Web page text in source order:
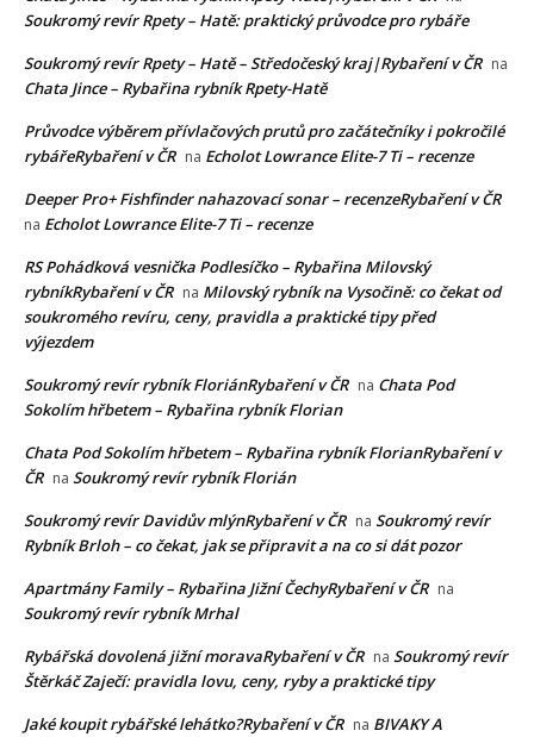
Soukromý revír Rpety – Hatě: praktický průvodce pro rybáře
Soukromý revír Rpety – Hatě – Středočeský kraj|Rybaření v ČR na
Chata Jince – Rybařina rybník Rpety-Hatě
Průvodce výběrem přívlačových prutů pro začátečníky i pokročilé
rybářeRybaření v ČR na Echolot Lowrance Elite-7 Ti – recenze
Deeper Pro+ Fishfinder nahazovací sonar – recenzeRybaření v ČR
na Echolot Lowrance Elite-7 Ti – recenze
RS Pohádková vesnička Podlesíčko – Rybařina Milovský
rybníkRybaření v ČR na Milovský rybník na Vysočině: co čekat od
soukromého revíru, ceny, pravidla a praktické tipy před
výjezdem
Soukromý revír rybník FloriánRybaření v ČR na Chata Pod
Sokolím hřbetem – Rybařina rybník Florian
Chata Pod Sokolím hřbetem – Rybařina rybník FlorianRybaření v
ČR na Soukromý revír rybník Florián
Soukromý revír Davidův mlýnRybaření v ČR na Soukromý revír
Rybník Brloh – co čekat, jak se připravit a na co si dát pozor
Apartmány Family – Rybařina Jižní ČechyRybaření v ČR na
Soukromý revír rybník Mrhal
Rybářská dovolená jižní moravaRybaření v ČR na Soukromý revír
Štěrkáč Zaječí: pravidla lovu, ceny, ryby a praktické tipy
Jaké koupit rybářské lehátko?Rybaření v ČR na BIVAKY A